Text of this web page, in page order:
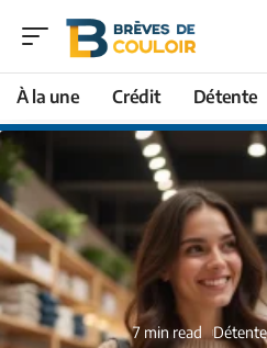
À la une Crédit Détente
7 min read Détente